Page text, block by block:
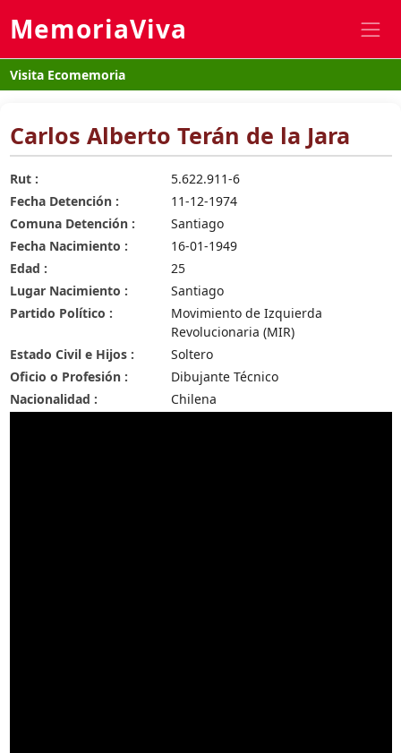
MemoriaViva
Visita Ecomemoria
Carlos Alberto Terán de la Jara
Rut :
5.622.911-6
Fecha Detención :
11-12-1974
Comuna Detención :
Santiago
Fecha Nacimiento :
16-01-1949
Edad :
25
Lugar Nacimiento :
Santiago
Partido Político :
Movimiento de Izquierda
Revolucionaria (MIR)
Estado Civil e Hijos :
Soltero
Oficio o Profesión :
Dibujante Técnico
Nacionalidad :
Chilena